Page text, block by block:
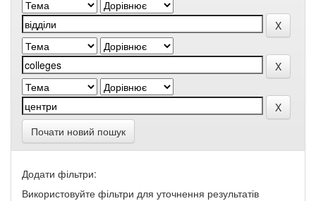
Почати новий пошук
Додати фільтри:
Використовуйте фільтри для уточнення результатів